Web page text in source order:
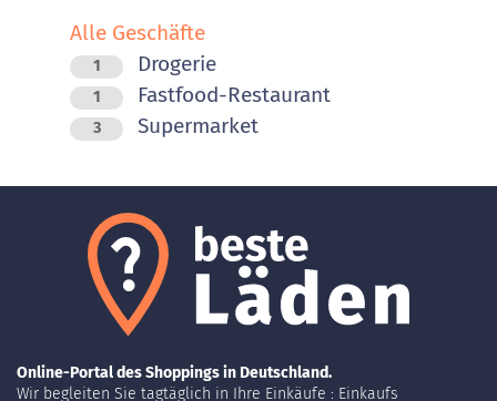
Alle Geschäfte
1 Drogerie
1 Fastfood-Restaurant
3 Supermarket
Online-Portal des Shoppings in Deutschland.
Wir begleiten Sie tagtäglich in Ihre Einkäufe : Einkaufs